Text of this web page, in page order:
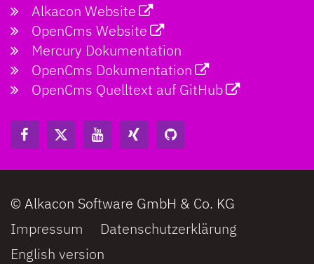
Alkacon Website
OpenCms Website
Mercury Dokumentation
OpenCms Dokumentation
OpenCms Quelltext auf GitHub
© Alkacon Software GmbH & Co. KG
Impressum
Datenschutzerklärung
English version